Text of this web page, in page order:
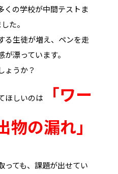
くの学校が中間テストま
た。
る生徒が増え、ペンを走
漂っています。
ょうか？
ほしいのは
「ワー
物の漏れ」
っても、課題が出せてい